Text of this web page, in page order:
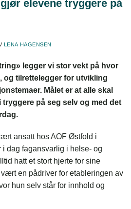
elevene tryggere på
LENA HAGENSEN
legger vi stor vekt på hvor
og tilrettelegger for utvikling
Målet er at alle skal
på seg selv og med det
ansatt hos AOF Østfold i
i dag fagansvarlig i helse- og
hatt et stort hjerte for sine
en pådriver for etableringen av
hun selv står for innhold og